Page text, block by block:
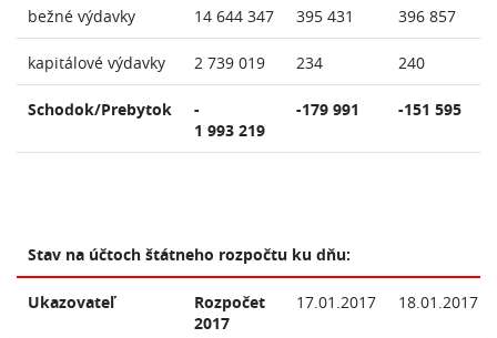
bežné výdavky 14 644 347 395 431 396 857
kapitálové výdavky 2 739 019 234 240
Schodok/Prebytok
-
1 993 219
-179 991 -151 595
Stav na účtoch štátneho rozpočtu ku dňu:
Ukazovateľ
Rozpočet
2017
17.01.2017 18.01.2017